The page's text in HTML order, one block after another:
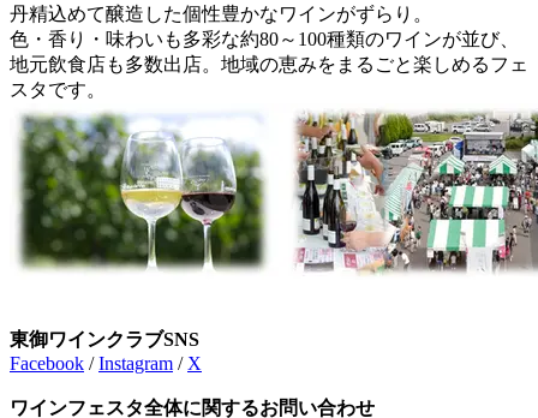
丹精込めて醸造した個性豊かなワインがずらり。
色・香り・味わいも多彩な約80～100種類のワインが並び、
地元飲食店も多数出店。地域の恵みをまるごと楽しめるフェ
スタです。
東御ワインクラブSNS
Facebook /Instagram / X
ワインフェスタ全体に関するお問い合わせ